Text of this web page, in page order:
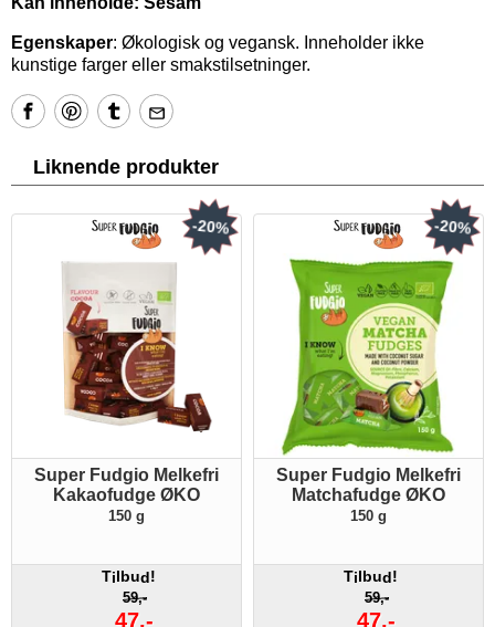
Egenskaper: Økologisk og vegansk. Inneholder ikke
kunstige farger eller smakstilsetninger.
Liknende produkter
Super Fudgio Melkefri
Kakaofudge ØKO
150 g
Tilbud!
59,-
47,-
-20%
Super Fudgio Melkefri
Matchafudge ØKO
150 g
Tilbud!
59,-
47,-
-20%